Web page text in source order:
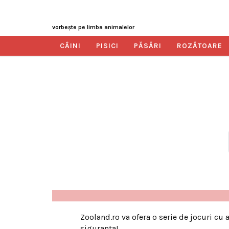
vorbeşte pe limba animalelor
CÂINI PISICI PĂSĂRI ROZĂTOARE
Zooland.ro va ofera o serie de jocuri